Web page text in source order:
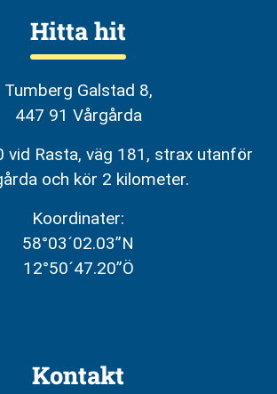
Hitta hit
Tumberg Galstad 8,
447 91 Vårgårda
vid Rasta, väg 181, strax utanför
och kör 2 kilometer.
Koordinater:
58°03´02.03”N
12°50´47.20”Ö
Kontakt